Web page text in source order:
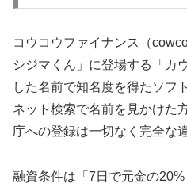
コウコウファイナンス（
シジマくん」に登場する「カ
した名前で知名度を得たソフ
ネット検索で名前を見かけた
庁への登録は一切なく完全な
融資条件は「7日で元金の